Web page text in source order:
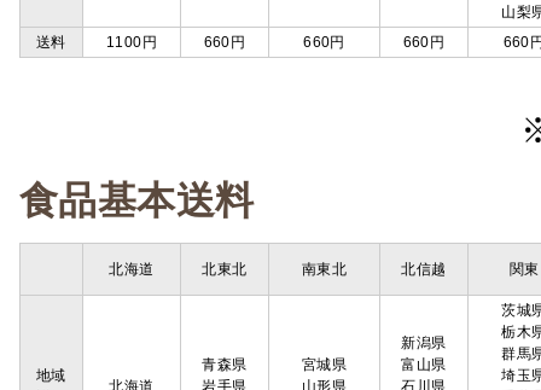
山梨
送料
1100円 660円 660円 660円 660
食品基本送料
北海道 北東北 南東北 北信越 関東
地域
北海道
青森県
岩手県
宮城県
山形県
新潟県
富山県
石川県
茨城
栃木
群馬
埼玉